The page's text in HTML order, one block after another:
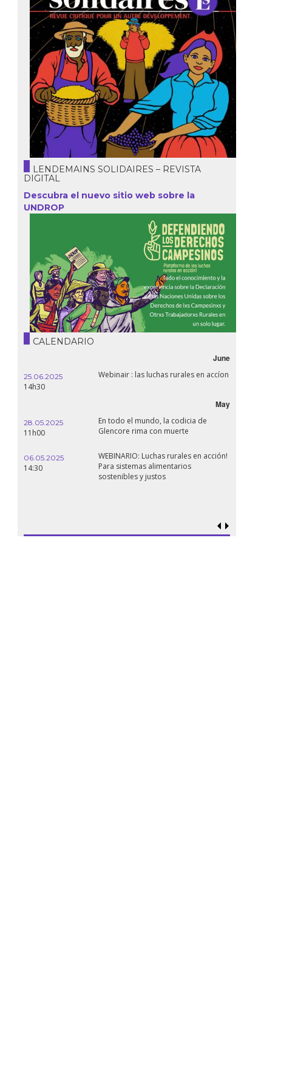
LENDEMAINS SOLIDAIRES – REVISTA
DIGITAL
Descubra el nuevo sitio web sobre la
UNDROP
CALENDARIO
June
25.06.2025
14h30
Webinair : las luchas rurales en accíon
May
28.05.2025
11h00
En todo el mundo, la codicia de
Glencore rima con muerte
06.05.2025
14:30
WEBINARIO: Luchas rurales en acción!
Para sistemas alimentarios
sostenibles y justos